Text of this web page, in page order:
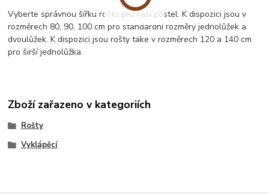
Vyberte správnou šířku roštu pro vaši postel. K dispozici jsou v
rozměrech 80, 90, 100 cm pro standardní rozměry jednolůžek a
dvoulůžek. K dispozici jsou rošty take v rozměrech 120 a 140 cm
pro širší jednolůžka.
Zboží zařazeno v kategoriích
Rošty
Vyklápěcí